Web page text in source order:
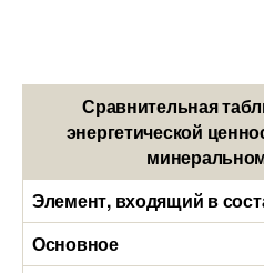
Сравнительная
энергетической
Элемент, входящий в
Основное